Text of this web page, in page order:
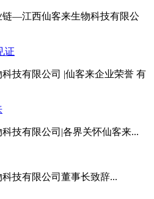
链—江西仙客来生物科技有限公
证
技有限公司 |仙客来企业荣誉 有
技有限公司|各界关怀仙客来...
技有限公司董事长致辞...